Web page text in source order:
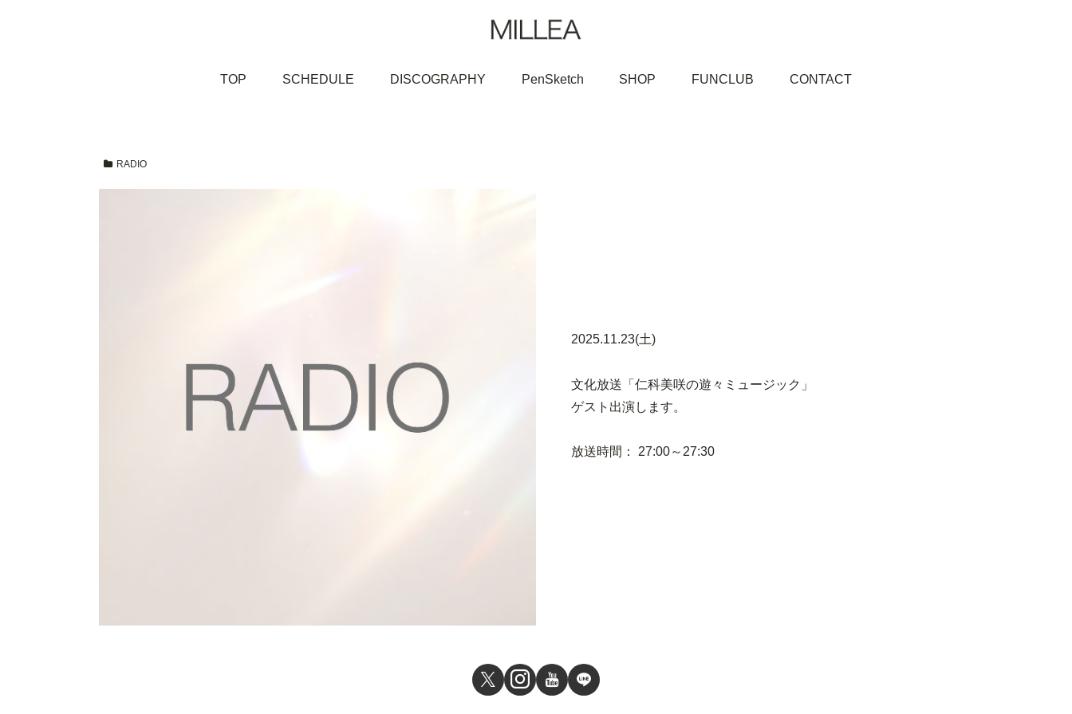
TOP SCHEDULE DISCOGRAPHY PenSketch SHOP FUNCLUB CONTACT
RADIO
2025.11.23(土)
文化放送「仁科美咲の遊々ミュージック」
ゲスト出演します。
放送時間： 27:00～27:30